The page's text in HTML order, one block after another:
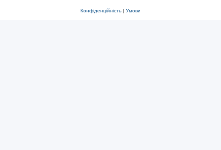
Конфіденційність | Умови